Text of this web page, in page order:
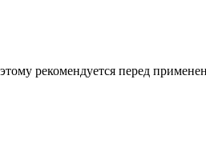
рекомендуется перед